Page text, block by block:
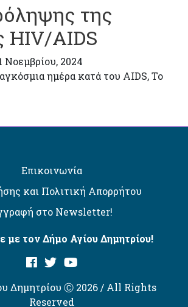
της
HIV/AIDS
Νοεμβρίου, 2024
ημέρα κατά του AIDS, Το
Επικοινωνία
και Πολιτική Απορρήτου
στο Newsletter!
με τον Δήμο Αγίου Δημητρίου!
Δημητρίου Ⓒ 2026 / All Rights
Reserved